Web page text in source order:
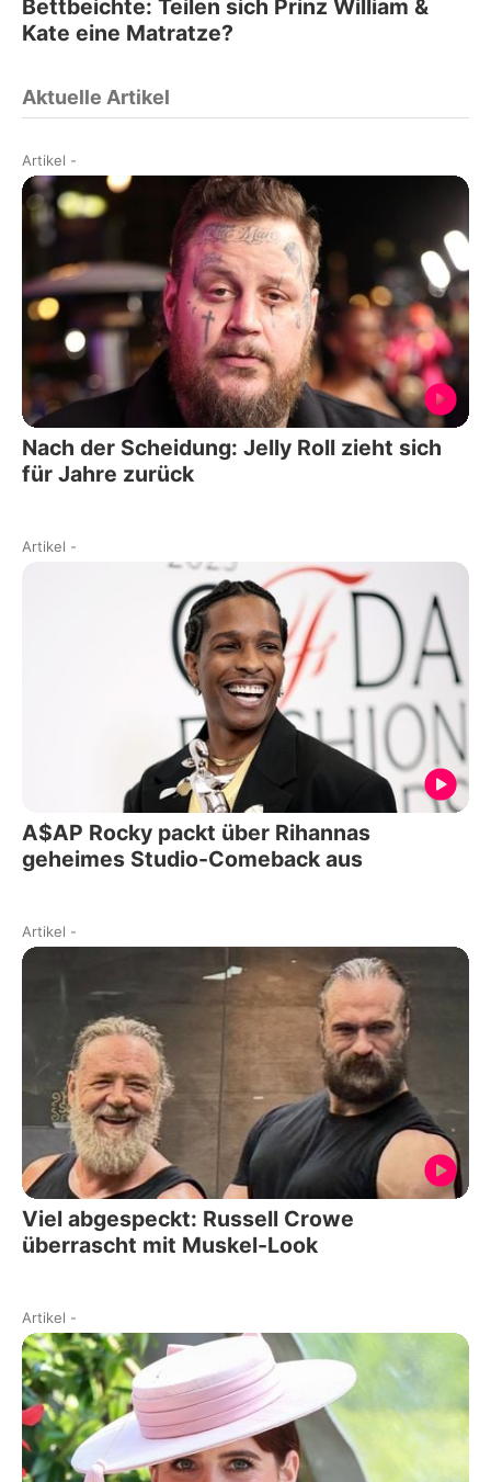
Bettbeichte: Teilen sich Prinz William &
Kate eine Matratze?
Aktuelle Artikel
Artikel -
Nach der Scheidung: Jelly Roll zieht sich
für Jahre zurück
Artikel -
A$AP Rocky packt über Rihannas
geheimes Studio-Comeback aus
Artikel -
Viel abgespeckt: Russell Crowe
überrascht mit Muskel-Look
Artikel -